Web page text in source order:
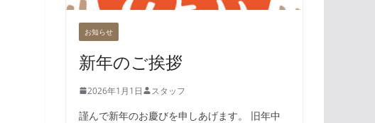
お知らせ
新年のご挨拶
2026年1月1日 スタッフ
謹んで新年のお慶びを申しあげます。 旧年中